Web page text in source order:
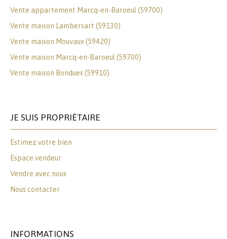
Vente appartement Marcq-en-Baroeul (59700)
Vente maison Lambersart (59130)
Vente maison Mouvaux (59420)
Vente maison Marcq-en-Baroeul (59700)
Vente maison Bondues (59910)
JE SUIS PROPRIÉTAIRE
Estimez votre bien
Espace vendeur
Vendre avec nous
Nous contacter
INFORMATIONS